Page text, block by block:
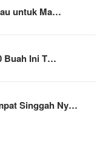
untuk Ma…
Buah Ini T…
Singgah Ny…